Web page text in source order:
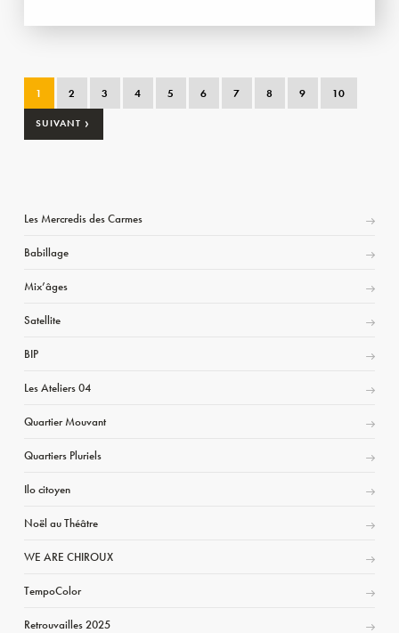
1 2 3 4 5 6 7 8 9 10
SUIVANT ›
Les Mercredis des Carmes
Babillage
Mix’âges
Satellite
BIP
Les Ateliers 04
Quartier Mouvant
Quartiers Pluriels
Ilo citoyen
Noël au Théâtre
WE ARE CHIROUX
TempoColor
Retrouvailles 2025